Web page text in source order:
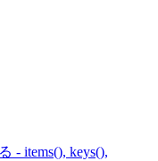
- items(), keys(),